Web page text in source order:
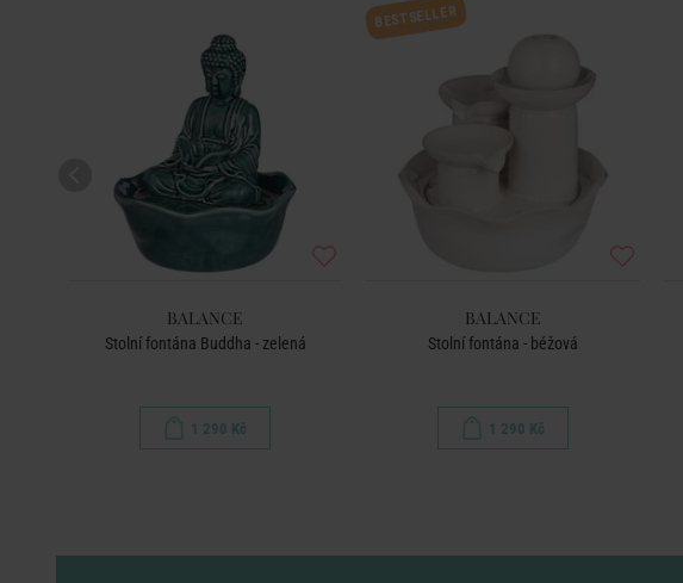
BALANCE
Stolní fontána Buddha - zelená
1 290 Kč
BESTSELLER
BALANCE
Stolní fontána - béžová
1 290 Kč